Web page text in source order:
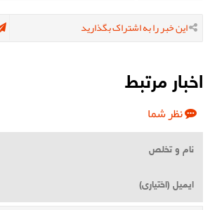
این خبر را به اشتراک بگذارید
اخبار مرتبط
نظر شما